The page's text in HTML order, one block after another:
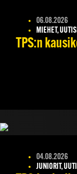
06.08.2026
MIEHET,
TPS:n
04.08.2026
JUNIORIT,